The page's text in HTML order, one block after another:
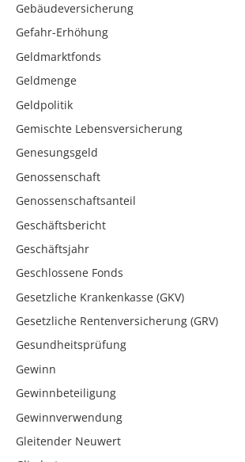
Gebäudeversicherung
Gefahr-Erhöhung
Geldmarktfonds
Geldmenge
Geldpolitik
Gemischte Lebensversicherung
Genesungsgeld
Genossenschaft
Genossenschaftsanteil
Geschäftsbericht
Geschäftsjahr
Geschlossene Fonds
Gesetzliche Krankenkasse (GKV)
Gesetzliche Rentenversicherung (GRV)
Gesundheitsprüfung
Gewinn
Gewinnbeteiligung
Gewinnverwendung
Gleitender Neuwert